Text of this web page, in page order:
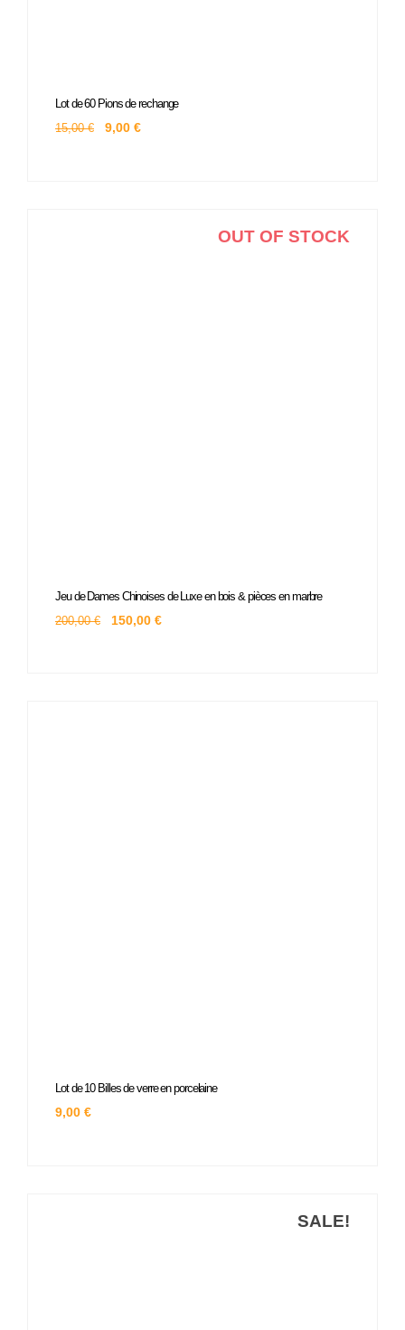
Lot de 60 Pions de rechange
15,00€
Le
prix
initial
était :
9,00 €
Le
prix
actuel
OUT OF STOCK
Jeu de Dames Chinoises de Luxe en bois & pièces en marbre
200,00€
Le
prix
initial
était :
150,00 €
Le
prix
actuel
Lot de 10 Billes de verre en porcelaine
9,00 €
SALE!